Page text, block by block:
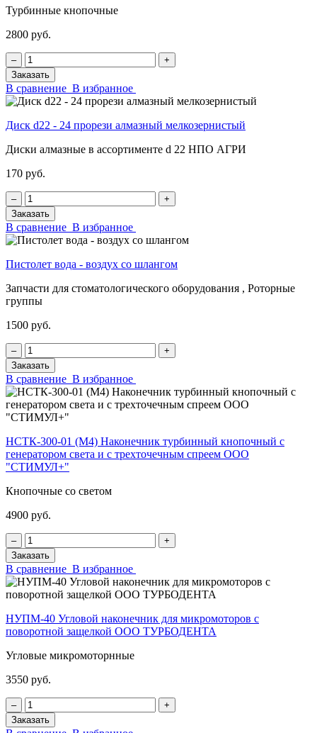
Турбинные кнопочные
2800 руб.
‒
+
Заказать
В сравнение В избранное
Диск d22 - 24 прорези алмазный мелкозернистый
Диски алмазные в ассортименте d 22 НПО АГРИ
170 руб.
‒
+
Заказать
В сравнение В избранное
Пистолет вода - воздух со шлангом
Запчасти для стоматологического оборудования , Роторные
группы
1500 руб.
‒
+
Заказать
В сравнение В избранное
НСТК-300-01 (М4) Наконечник турбинный кнопочный с
генератором света и с трехточечным спреем ООО
"СТИМУЛ+"
Кнопочные со светом
4900 руб.
‒
+
Заказать
В сравнение В избранное
НУПМ-40 Угловой наконечник для микромоторов с
поворотной защелкой ООО ТУРБОДЕНТА
Угловые микромоторнные
3550 руб.
‒
+
Заказать